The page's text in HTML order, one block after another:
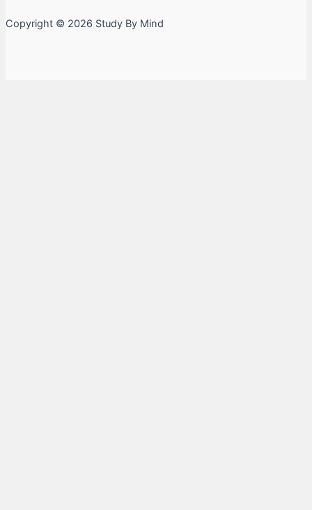
Copyright © 2026 Study By Mind